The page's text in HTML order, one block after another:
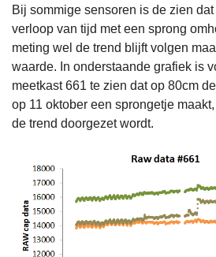
Bij sommige sensoren is de zien
verloop van tijd met een sprong
meting wel de trend blijft volgen
waarde. In onderstaande grafiek is
meetkast 661 te zien dat op 80cm
op 11 oktober een sprongetje
de trend doorgezet wordt.